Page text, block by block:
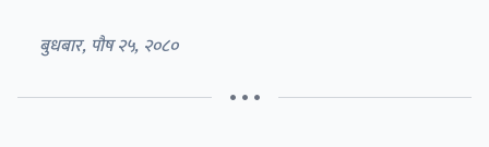
बुधबार, पौष २५, २०८०
• • •